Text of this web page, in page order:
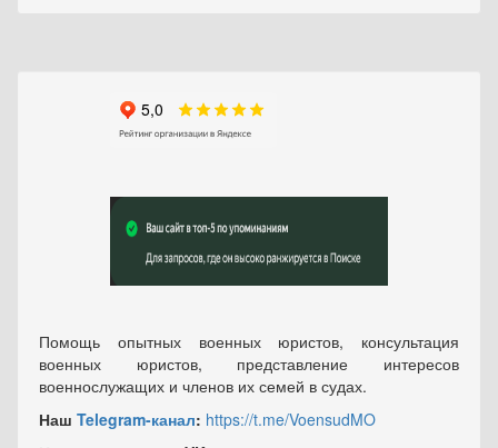
Помощь опытных военных юристов, консультация
военных юристов, представление интересов
военнослужащих и членов их семей в судах.
Наш Telegram-канал: https://t.me/VoensudMO